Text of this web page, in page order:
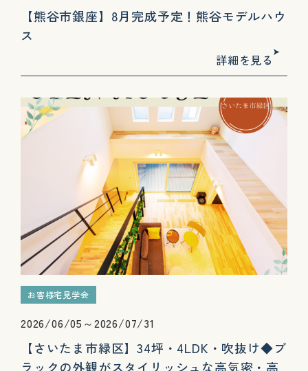
【熊谷市銀座】8月完成予定！熊谷モデルハウ
ス
詳細を見る
お客様宅見学会
2026/06/05～2026/07/31
【さいたま市緑区】34坪・4LDK・吹抜け◆ブ
ラックの外観がスタイリッシュな高気密・高